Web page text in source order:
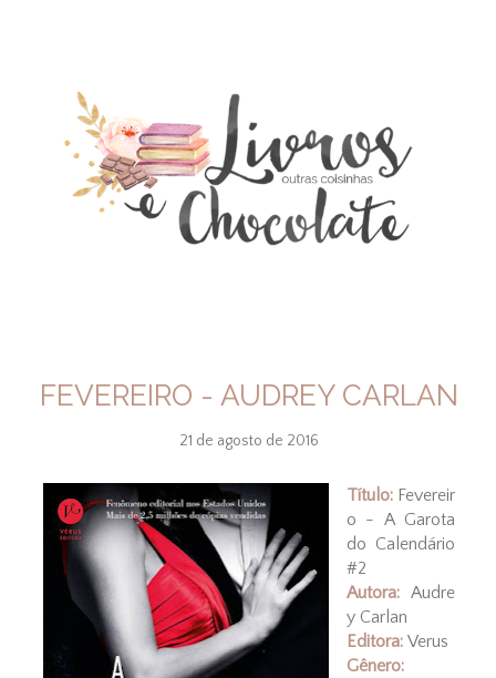
FEVEREIRO - AUDREY CARLAN
21 de agosto de 2016
Título:Fevereir
o - A Garota
do Calendário
#2
Autora:Audre
y Carlan
Editora:Verus
Gênero: